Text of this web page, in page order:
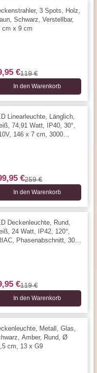
3 Spots, Holz,
Schwarz, Verstellbar,
cm x 9 cm
€119 €
In den Warenkorb
Linearleuchte, Länglich,
74,91 Watt, IP40, 30°,
146 x 7 cm, 3000
€259 €
In den Warenkorb
Deckenleuchte, Rund,
24 Watt, IP42, 120°,
Phasenabschnitt, 30
€119 €
In den Warenkorb
Metall, Glas,
Amber, Rund, Ø
cm, 13 x G9